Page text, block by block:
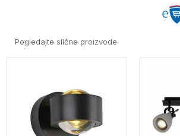
Pogledajte slične proizvode